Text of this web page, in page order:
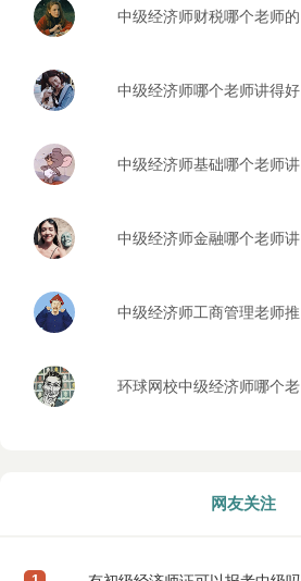
中级经济师财税哪个老师的
中级经济师哪个老师讲得好
中级经济师基础哪个老师讲
中级经济师金融哪个老师讲
中级经济师工商管理老师推
环球网校中级经济师哪个老
网友关注